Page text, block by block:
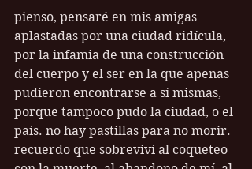
pienso, pensaré en mis amigas
aplastadas por una ciudad ridícula,
por la infamia de una construcción
del cuerpo y el ser en la que apenas
pudieron encontrarse a sí mismas,
porque tampoco pudo la ciudad, o el
país. no hay pastillas para no morir.
recuerdo que sobreviví al coqueteo